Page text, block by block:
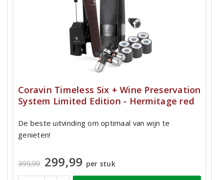
Coravin Timeless Six + Wine Preservation
System Limited Edition - Hermitage red
De beste uitvinding om optimaal van wijn te
genieten!
399,99 299,99 per stuk